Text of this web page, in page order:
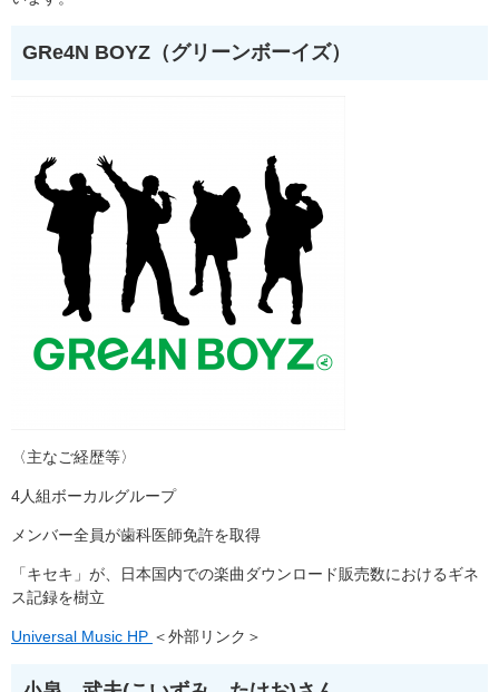
GRe4N BOYZ（グリーンボーイズ）
〈主なご経歴等〉
4人組ボーカルグループ
メンバー全員が歯科医師免許を取得
「キセキ」が、日本国内での楽曲ダウンロード販売数におけるギネ
ス記録を樹立
Universal Music HP ＜外部リンク＞